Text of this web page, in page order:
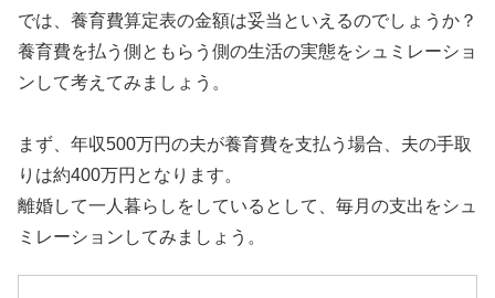
では、養育費算定表の金額は妥当といえるのでしょうか？
養育費を払う側ともらう側の生活の実態をシュミレーショ
ンして考えてみましょう。
まず、年収500万円の夫が養育費を支払う場合、夫の手取
りは約400万円となります。
離婚して一人暮らしをしているとして、毎月の支出をシュ
ミレーションしてみましょう。